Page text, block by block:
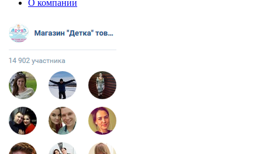
О компании